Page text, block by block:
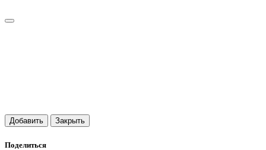
Добавить Закрыть
Поделиться